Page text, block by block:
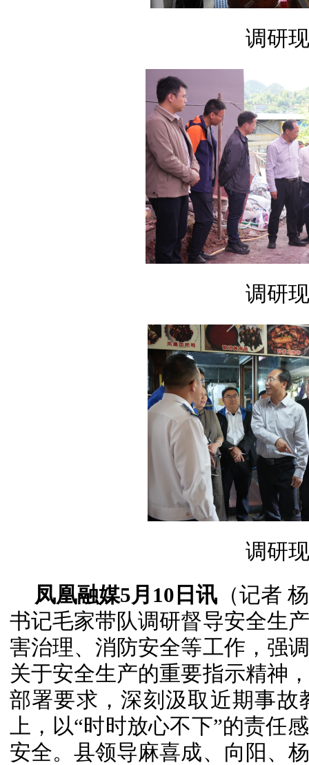
调研
调研
调研
凤凰融媒5月10日讯 （记者
书记毛家带队调研督导安全生
害治理、消防安全等工作，强
关于安全生产的重要指示精神
部署要求，深刻汲取近期事
上，以“时时放心不下”的责任
安全。县领导麻喜成、向阳、